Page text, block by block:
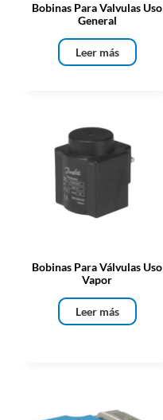
Bobinas Para Valvulas Uso
General
Leer más
Bobinas Para Válvulas Uso
Vapor
Leer más